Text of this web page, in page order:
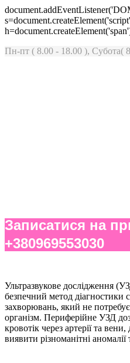
Пн-пт ( 8.00 - 18.00 ), Субота(
Записатися на
+380969553030
Ультразвукове дослідження
безпечний метод діагностики
захворювань, який не
організм. Периферійне УЗД
кровотік через артерії та
виявити різноманітні